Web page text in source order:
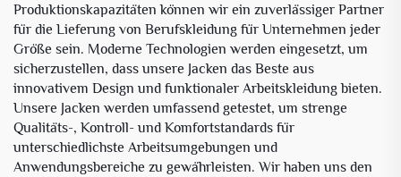
Produktionskapazitäten können wir ein zuverlässiger Partner
für die Lieferung von Berufskleidung für Unternehmen jeder
Größe sein. Moderne Technologien werden eingesetzt, um
sicherzustellen, dass unsere Jacken das Beste aus
innovativem Design und funktionaler Arbeitskleidung bieten.
Unsere Jacken werden umfassend getestet, um strenge
Qualitäts-, Kontroll- und Komfortstandards für
unterschiedlichste Arbeitsumgebungen und
Anwendungsbereiche zu gewährleisten. Wir haben uns den